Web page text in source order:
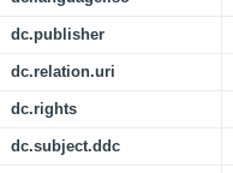
dc.publisher
dc.relation.uri
dc.rights
dc.subject.ddc